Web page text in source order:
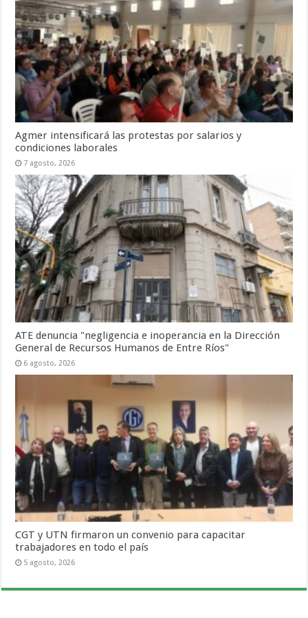
Agmer intensificará las protestas por salarios y
condiciones laborales
7 agosto, 2026
ATE denuncia "negligencia e inoperancia en la Dirección
General de Recursos Humanos de Entre Ríos"
6 agosto, 2026
CGT y UTN firmaron un convenio para capacitar
trabajadores en todo el país
5 agosto, 2026